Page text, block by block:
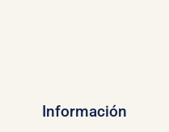
Información